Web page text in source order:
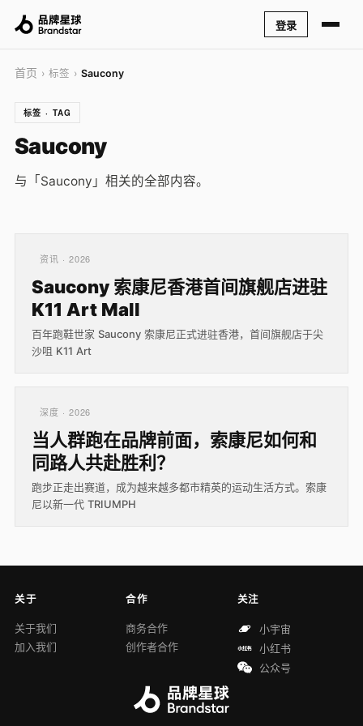
登录
首页 › 标签 › Saucony
标签 · TAG
Saucony
与「Saucony」相关的全部内容。
资讯 · 2026
Saucony 索康尼香港首间旗舰店进驻
K11 Art Mall
百年跑鞋世家 Saucony 索康尼正式进驻香港，首间旗舰店于尖
沙咀 K11 Art
深度 · 2026
当人群跑在品牌前面，索康尼如何和
同路人共赴胜利？
跑步正走出赛道，成为越来越多都市精英的运动生活方式。索康
尼以新一代 TRIUMPH
关于
关于我们
加入我们
合作
商务合作
创作者合作
关注
小宇宙
小红书
公众号